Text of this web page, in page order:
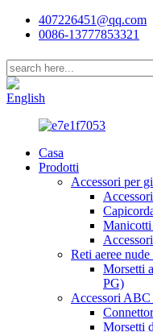
407226451@qq.com
0086-13777853321
English
Casa
Prodotti
Accessori per
Reti aeree nude
Morsetti
PG)
Accessori ABC
Morsetti